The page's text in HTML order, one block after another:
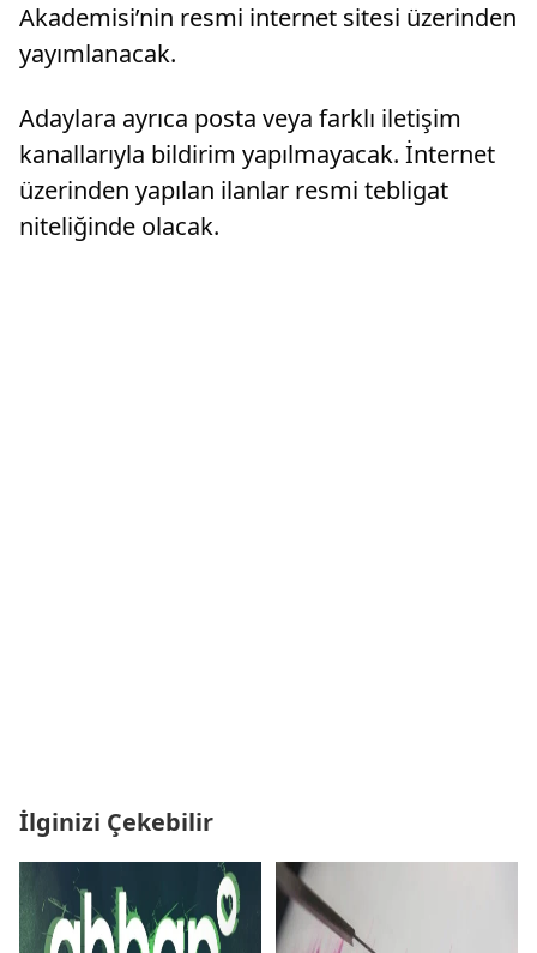
Akademisi’nin resmi internet sitesi üzerinden
yayımlanacak.
Adaylara ayrıca posta veya farklı iletişim
kanallarıyla bildirim yapılmayacak. İnternet
üzerinden yapılan ilanlar resmi tebligat
niteliğinde olacak.
İlginizi Çekebilir